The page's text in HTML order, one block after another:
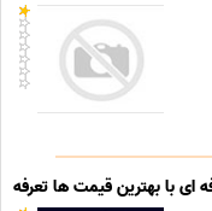
با بهترین قیمت ها تعرفه